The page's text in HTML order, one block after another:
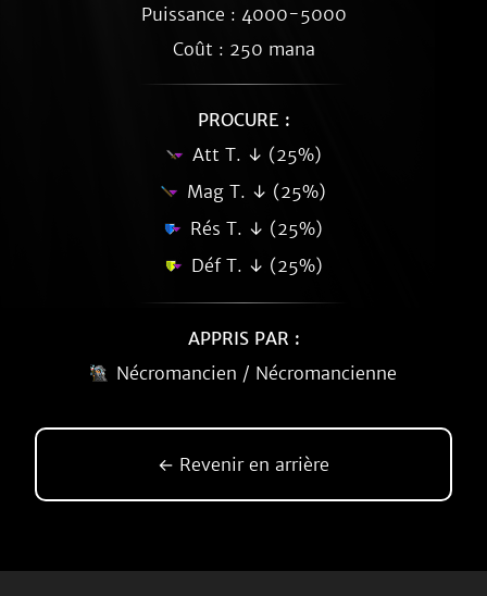
Puissance : 4000-5000
Coût : 250 mana
PROCURE :
Att T. ↓ (25%)
Mag T. ↓ (25%)
Rés T. ↓ (25%)
Déf T. ↓ (25%)
APPRIS PAR :
Nécromancien / Nécromancienne
← Revenir en arrière